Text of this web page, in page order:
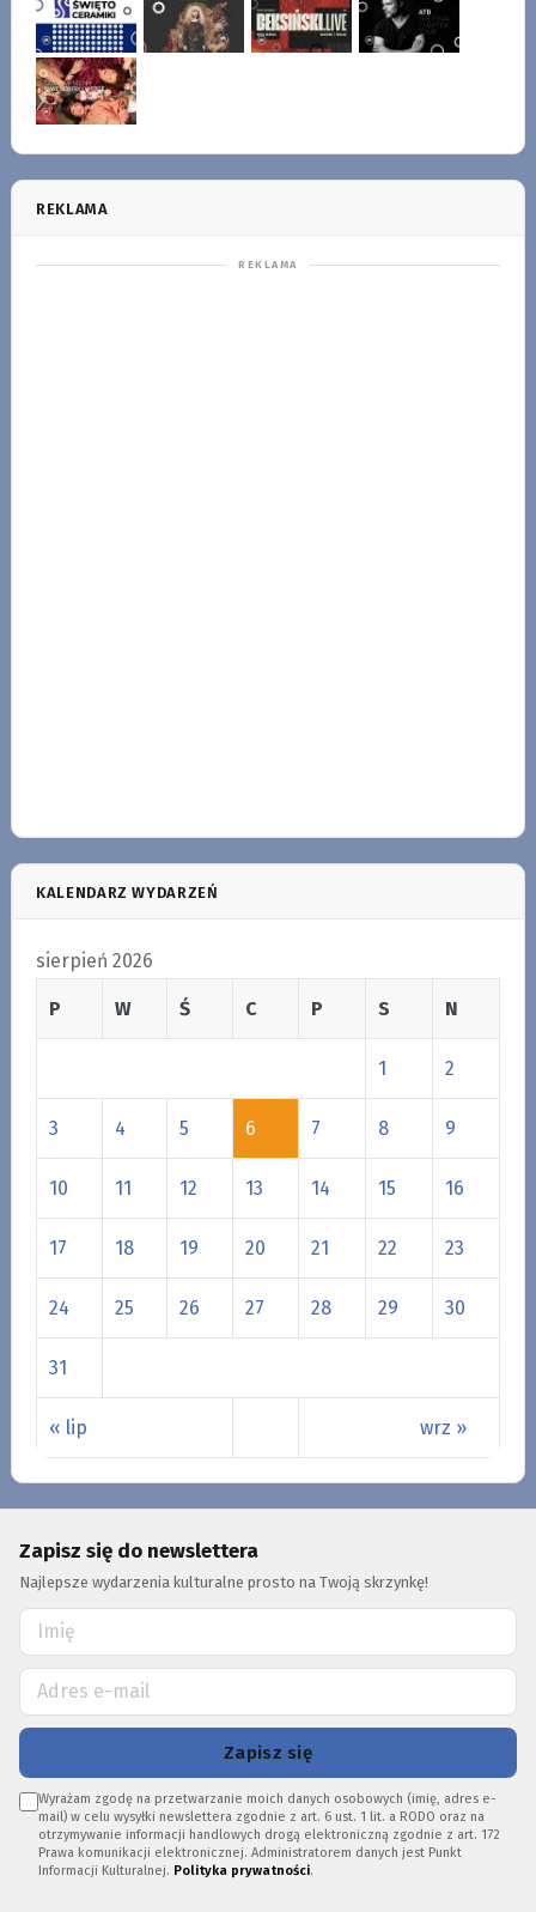
REKLAMA
KALENDARZ WYDARZEŃ
sierpień 2026
P W Ś C P S N
« lip wrz »
1 2
3 4 5 6 7 8 9
10 11 12 13 14 15 16
17 18 19 20 21 22 23
24 25 26 27 28 29 30
31
Zapisz się do newslettera
Najlepsze wydarzenia kulturalne prosto na Twoją skrzynkę!
Zapisz się
Wyrażam zgodę na przetwarzanie moich danych osobowych (imię, adres e-
mail) w celu wysyłki newslettera zgodnie z art. 6 ust. 1 lit. a RODO oraz na
otrzymywanie informacji handlowych drogą elektroniczną zgodnie z art. 172
Prawa komunikacji elektronicznej. Administratorem danych jest Punkt
Informacji Kulturalnej. Polityka prywatności.